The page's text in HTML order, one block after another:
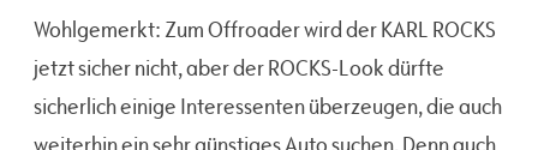
Wohlgemerkt: Zum Offroader wird der KARL ROCKS
jetzt sicher nicht, aber der ROCKS-Look dürfte
sicherlich einige Interessenten überzeugen, die auch